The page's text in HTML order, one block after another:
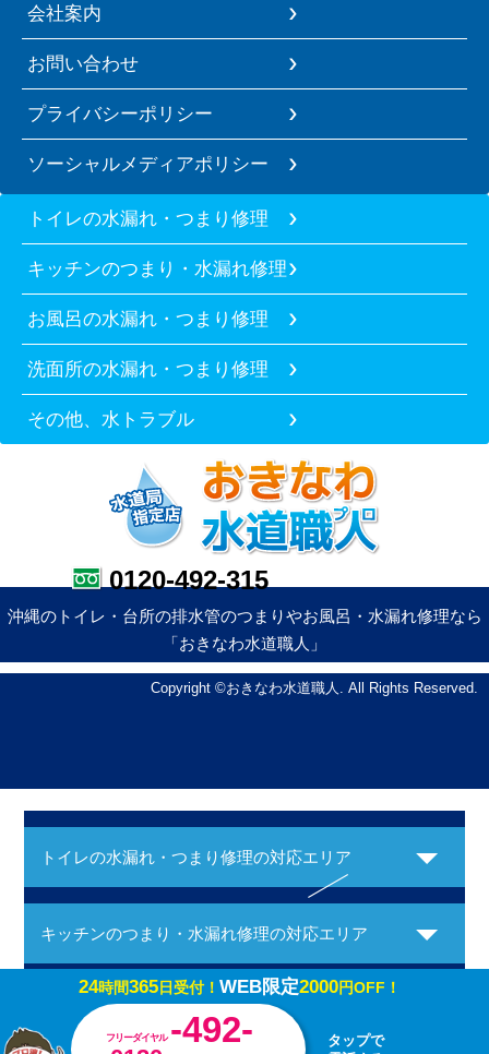
会社案内
お問い合わせ
プライバシーポリシー
ソーシャルメディアポリシー
トイレの水漏れ・つまり修理
キッチンのつまり・水漏れ修理
お風呂の水漏れ・つまり修理
洗面所の水漏れ・つまり修理
その他、水トラブル
0120-492-315
沖縄のトイレ・台所の排水管のつまりやお風呂・水漏れ修理なら
「おきなわ水道職人」
Copyright ©おきなわ水道職人. All Rights Reserved.
トイレの水漏れ・つまり修理の対応エリア
キッチンのつまり・水漏れ修理の対応エリア
お風呂の水漏れ・つまり修理の対応エリア
24時間365日受付！ WEB限定2000円OFF！
フリーダイヤル -492-
タップで